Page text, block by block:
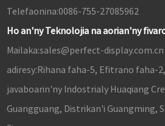
Telefaonina:0086-755-27085962
Ho an'ny Teknolojia na aorian'ny
Mailaka:sales@perfect-display.com.cn
adiresy:Rihana faha-5, Efitrano faha-
javaboarin'ny Indostrialy Huaqiang
Guangguang, Distrikan'i Guangming,